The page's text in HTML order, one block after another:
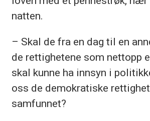
natten.
– Skal de fra en dag til en
de rettighetene som nettopp
skal kunne ha innsyn i
oss de demokratiske
samfunnet?